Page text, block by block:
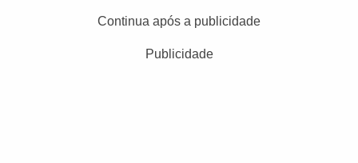
Continua após a publicidade
Publicidade